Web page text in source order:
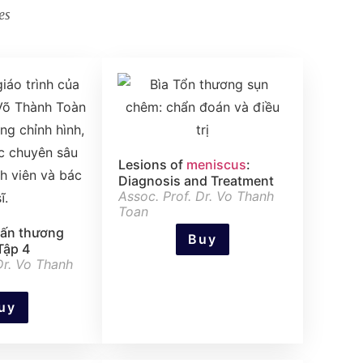
thương
4
Vo Thanh
Lesions of meniscus:
Diagnosis and Treatment
Assoc. Prof. Dr. Vo Thanh
Toan
Buy